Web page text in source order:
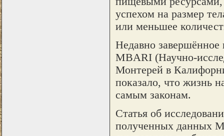
успехом на размер
или меньшее
Недавно завершённое
MBARI (Научно-
Монтерей в
показало, что жизнь
самым законам.
Статья об
полученных данных